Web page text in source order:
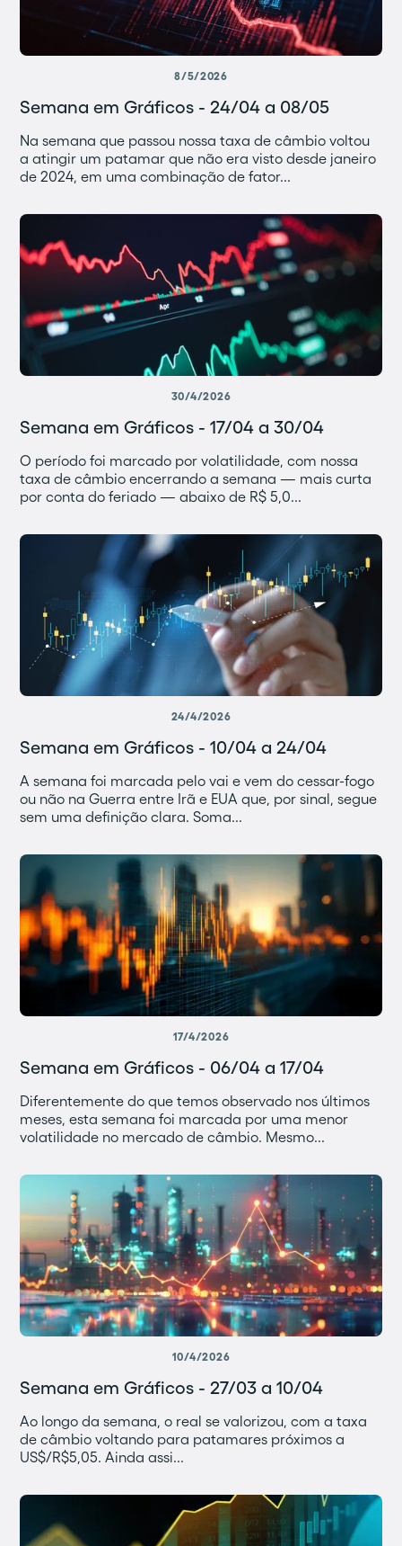
8/5/2026
Semana em Gráficos - 24/04 a 08/05
Na semana que passou nossa taxa de câmbio voltou
a atingir um patamar que não era visto desde janeiro
de 2024, em uma combinação de fator...
30/4/2026
Semana em Gráficos - 17/04 a 30/04
O período foi marcado por volatilidade, com nossa
taxa de câmbio encerrando a semana — mais curta
por conta do feriado — abaixo de R$ 5,0...
24/4/2026
Semana em Gráficos - 10/04 a 24/04
A semana foi marcada pelo vai e vem do cessar-fogo
ou não na Guerra entre Irã e EUA que, por sinal, segue
sem uma definição clara. Soma...
17/4/2026
Semana em Gráficos - 06/04 a 17/04
Diferentemente do que temos observado nos últimos
meses, esta semana foi marcada por uma menor
volatilidade no mercado de câmbio. Mesmo...
10/4/2026
Semana em Gráficos - 27/03 a 10/04
Ao longo da semana, o real se valorizou, com a taxa
de câmbio voltando para patamares próximos a
US$/R$5,05. Ainda assi...